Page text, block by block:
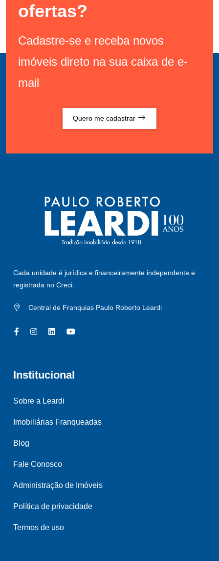
ofertas?
Cadastre-se e receba novos
imóveis direto na sua caixa de e-
mail
Quero me cadastrar
Cada unidade é jurídica e financeiramente independente e
registrada no Creci.
Central de Franquias Paulo Roberto Leardi
Institucional
Sobre a Leardi
Imobiliárias Franqueadas
Blog
Fale Conosco
Administração de Imóveis
Política de privacidade
Termos de uso